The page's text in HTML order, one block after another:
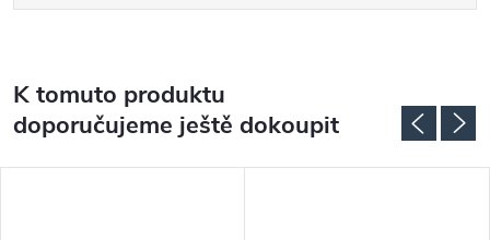
K tomuto produktu
doporučujeme ještě dokoupit